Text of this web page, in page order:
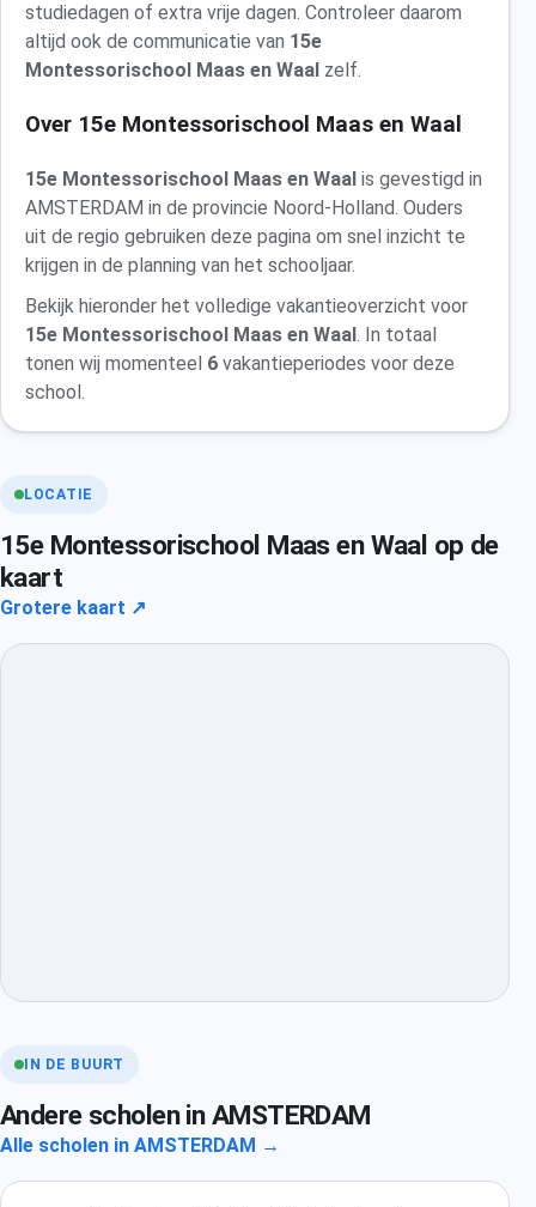
studiedagen of extra vrije dagen. Controleer daarom
altijd ook de communicatie van 15e
Montessorischool Maas en Waal zelf.
Over 15e Montessorischool Maas en Waal
15e Montessorischool Maas en Waal is gevestigd in
AMSTERDAM in de provincie Noord-Holland. Ouders
uit de regio gebruiken deze pagina om snel inzicht te
krijgen in de planning van het schooljaar.
Bekijk hieronder het volledige vakantieoverzicht voor
15e Montessorischool Maas en Waal. In totaal
tonen wij momenteel 6 vakantieperiodes voor deze
school.
LOCATIE
15e Montessorischool Maas en Waal op de
kaart
Grotere kaart ↗
IN DE BUURT
Andere scholen in AMSTERDAM
Alle scholen in AMSTERDAM →